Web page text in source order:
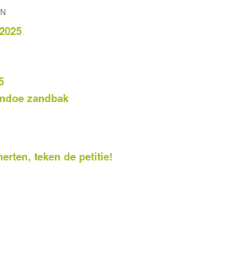
zandbak
teken de petitie!